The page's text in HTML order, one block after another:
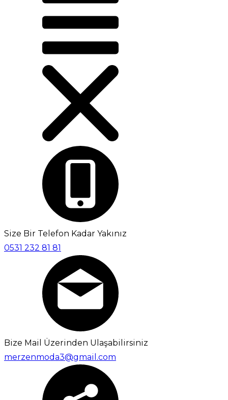
Size Bir Telefon Kadar Yakınız
0531 232 81 81
Bize Mail Üzerinden Ulaşabilirsiniz
merzenmoda3@gmail.com